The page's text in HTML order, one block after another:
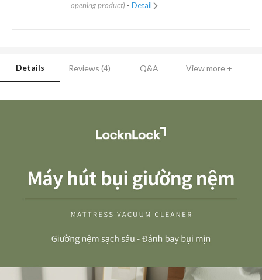
opening product) - Detail
Details Reviews (4) Q&A View more +